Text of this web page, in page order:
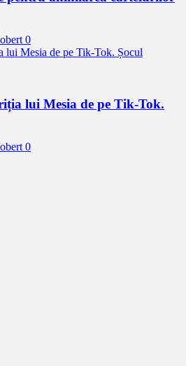
0
lui Mesia de pe Tik-Tok.
0